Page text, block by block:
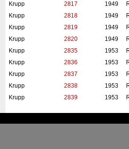
Krupp
2817 1949
Krupp
2818 1949
Krupp
2819 1949
Krupp
2820 1949
Krupp
2835 1953
Krupp
2836 1953
Krupp
2837 1953
Krupp
2838 1953
Krupp
2839 1953